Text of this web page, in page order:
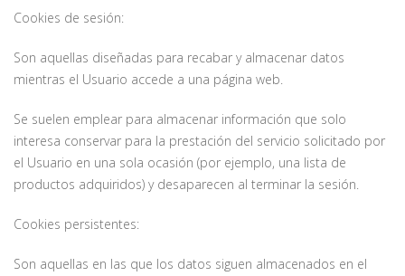
Cookies de sesión:
Son aquellas diseñadas para recabar y almacenar datos
mientras el Usuario accede a una página web.
Se suelen emplear para almacenar información que solo
interesa conservar para la prestación del servicio solicitado por
el Usuario en una sola ocasión (por ejemplo, una lista de
productos adquiridos) y desaparecen al terminar la sesión.
Cookies persistentes:
Son aquellas en las que los datos siguen almacenados en el